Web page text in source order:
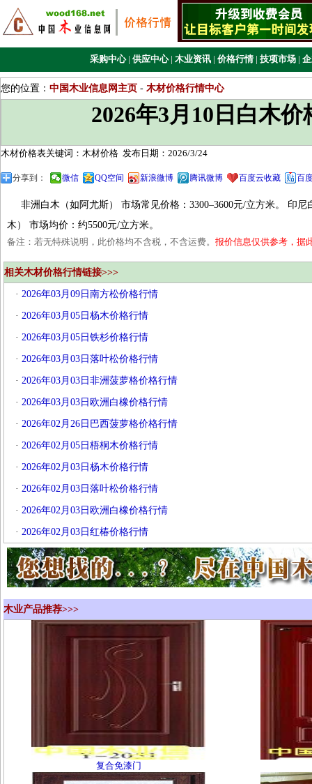
采购中心 | 供应中心 | 木业资讯 | 价格行情 | 技项市场 |
您的位置： 中国木业信息网主页 - 木材价格行情中心
2026年3月10日白木价
木材价格表关键词：木材价格 发布日期：2026/3/24
分享到： 微信 QQ空间 新浪微博 腾讯微博 百度云收藏 百
非洲白木（如阿尤斯）‌ 市场常见价格：‌3300–3600元/立方米。 印尼
木）‌ 市场均价：‌约5500元/立方米。
备注：若无特殊说明，此价格均不含税，不含运费。 报价信息仅供参考，据
相关木材价格行情链接>>>
· 2026年03月09日南方松价格行情
· 2026年03月05日杨木价格行情
· 2026年03月05日铁杉价格行情
· 2026年03月03日落叶松价格行情
· 2026年03月03日非洲菠萝格价格行情
· 2026年03月03日欧洲白橡价格行情
· 2026年02月26日巴西菠萝格价格行情
· 2026年02月05日梧桐木价格行情
· 2026年02月03日杨木价格行情
· 2026年02月03日落叶松价格行情
· 2026年02月03日欧洲白橡价格行情
· 2026年02月03日红椿价格行情
木业产品推荐>>>
复合免漆门